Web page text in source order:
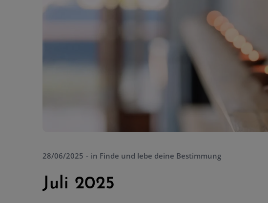
28/06/2025 in Finde und lebe deine Bestimmung
Juli 2025